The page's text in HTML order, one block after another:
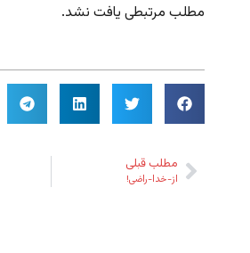
مطلب مرتبطی یافت نشد.
مطلب قبلی
از-خدا-راضی!